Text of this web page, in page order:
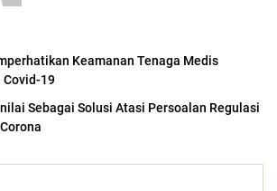
Keamanan Tenaga Medis
Covid-19
Sebagai Solusi Atasi Persoalan Regulasi